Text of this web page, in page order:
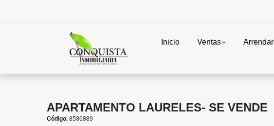
Inicio Ventas Arrendar
APARTAMENTO LAURELES- SE VENDE
Código. 8586889